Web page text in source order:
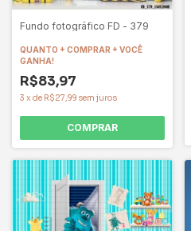
Fundo fotográfico FD - 379
QUANTO + COMPRAR + VOCÊ
GANHA!
R$83,97
3 x de R$27,99 sem juros
COMPRAR